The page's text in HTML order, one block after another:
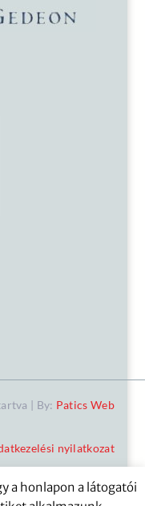
| By: Patics Web
nyilatkozat
a honlapon a látogatói